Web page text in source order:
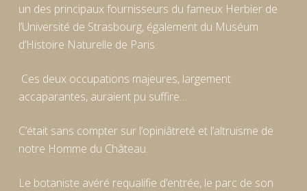
un des principaux fournisseurs du fameux Herbier de
l’Université de Strasbourg, également du Muséum
d’Histoire Naturelle de Paris.
Ces deux occupations majeures, largement
accaparantes, auraient pu suffire…
C’était sans compter sur l’opiniâtreté et l’altruisme de
notre Homme du Château.
Le botaniste avéré requalifie d’entrée, le parc de son